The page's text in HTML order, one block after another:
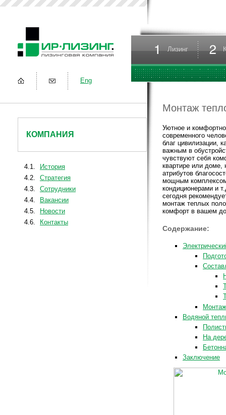
Eng
КОМПАНИЯ
4.1.
История
4.2.
Стратегия
4.3.
Сотрудники
4.4.
Вакансии
4.5.
Новости
4.6.
Контакты
Лизинг
Монтаж
Уютное и
современного
благ цивилизации,
важным в
чувствуют себя
квартире или доме,
атрибутов
мощным
кондиционерами и
сегодня
монтаж теплых
комфорт в вашем
Содержание:
Водяной
На
Заключение